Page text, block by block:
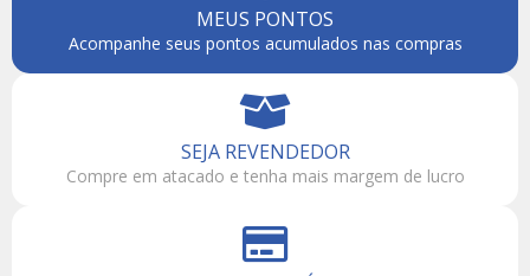
MEUS PONTOS
Acompanhe seus pontos acumulados nas compras
SEJA REVENDEDOR
Compre em atacado e tenha mais margem de lucro